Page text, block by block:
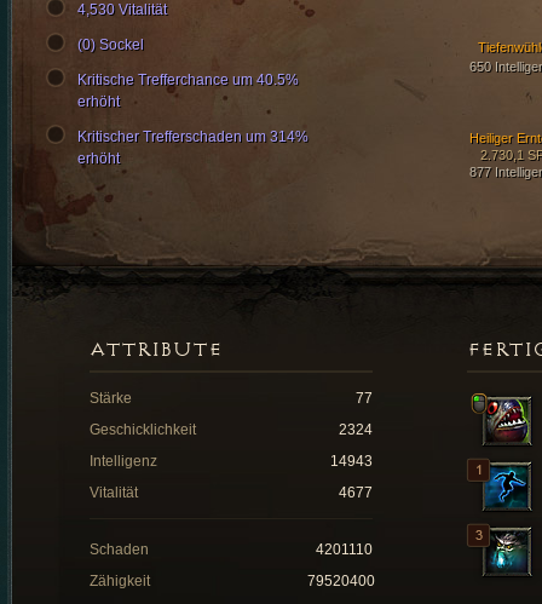
650
Heiliger
2.730,1
877
4,530 Vitalität
(0) Sockel
Kritische Trefferchance um 40.5%
erhöht
Kritischer Trefferschaden um 314%
erhöht
ATTRIBUTE
Stärke
77
Geschicklichkeit
2324
Intelligenz
14943
Vitalität
4677
Schaden
4201110
Zähigkeit
79520400